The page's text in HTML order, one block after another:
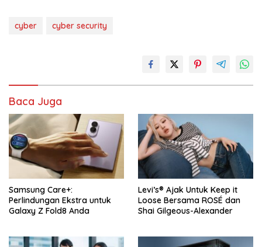
cyber cyber security
Baca Juga
Samsung Care+:
Perlindungan Ekstra untuk
Galaxy Z Fold8 Anda
Levi’s® Ajak Untuk Keep it
Loose Bersama ROSÉ dan
Shai Gilgeous-Alexander